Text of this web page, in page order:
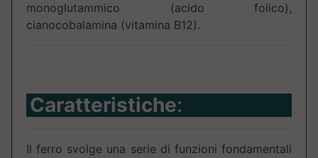
monoglutammico (acido folico),
cianocobalamina (vitamina B12).
Caratteristiche:
Il ferro svolge una serie di funzioni fondamentali